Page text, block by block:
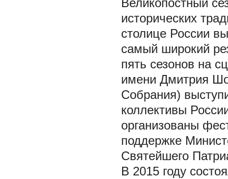
Великопостный
исторических
столице России
самый широкий
пять сезонов на
имени Дмитрия
Собрания)
коллективы
организованы
поддержке
Святейшего
В 2015 году